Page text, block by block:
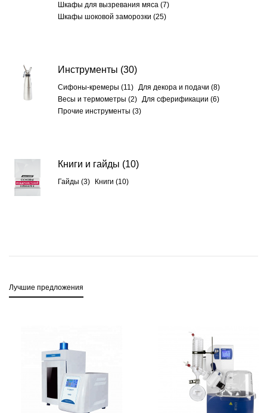
Шкафы для вызревания мяса (7)
Шкафы шоковой заморозки (25)
Инструменты (30)
Сифоны-кремеры (11) Для декора и подачи (8)
Весы и термометры (2) Для сферификации (6)
Прочие инструменты (3)
Книги и гайды (10)
Гайды (3) Книги (10)
Лучшие предложения